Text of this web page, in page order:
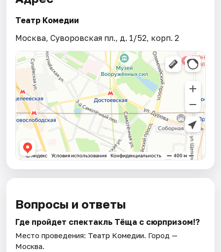
Театр Комедии
Москва, Суворовская пл., д. 1/52, корп. 2
Вопросы и ответы
Где пройдет спектакль Тёща с сюрпризом!?
Место проведения: Театр Комедии. Город —
Москва.